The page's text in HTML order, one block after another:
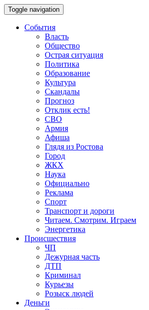
Toggle navigation
События
Власть
Общество
Острая ситуация
Политика
Образование
Культура
Скандалы
Прогноз
Отклик есть!
СВО
Армия
Афиша
Глядя из Ростова
Город
ЖКХ
Наука
Официально
Реклама
Спорт
Транспорт и дороги
Читаем. Смотрим. Играем
Энергетика
Происшествия
ЧП
Дежурная часть
ДТП
Криминал
Курьезы
Розыск людей
Деньги